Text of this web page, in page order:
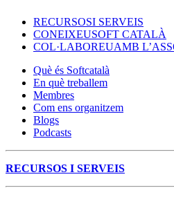
RECURSOSI SERVEIS
CONEIXEUSOFT CATALÀ
COL·LABOREUAMB
Què és Softcatalà
En què treballem
Membres
Com ens organitzem
Blogs
Podcasts
RECURSOS I SERVEIS